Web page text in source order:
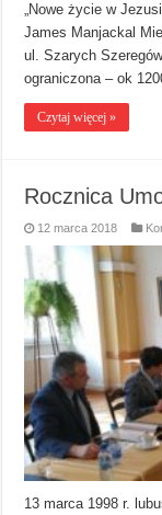
„Nowe życie w
James Manjackal
ul. Szarych
ograniczona – ok
Czytaj więcej »
Rocznica
12 marca 2018
13 marca 1998 r.